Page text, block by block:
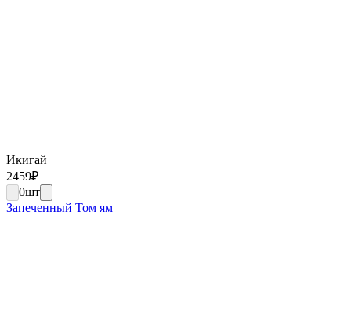
Икигай
2459₽
0шт
Запеченный Том ям